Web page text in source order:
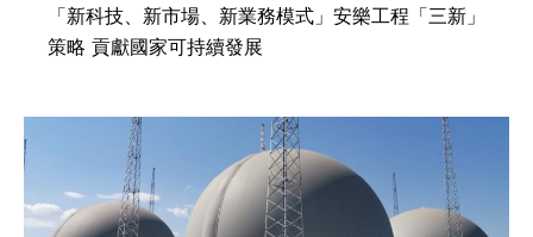
「新科技、新市場、新業務模式」安樂工程「三新」
策略 貢獻國家可持續發展